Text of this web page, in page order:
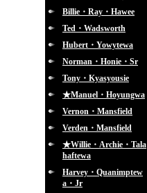
Billie・Ray・Hawee
Ted・Wadsworth
Hubert・Yowytewa
Norman・Honie・Sr
Tony・Kyasyousie
★Manuel・Hoyungwa
Vernon・Mansfield
Verden・Mansfield
★Willie・Archie・Tala
haftewa
Harvey・Quanimptew
a・Jr